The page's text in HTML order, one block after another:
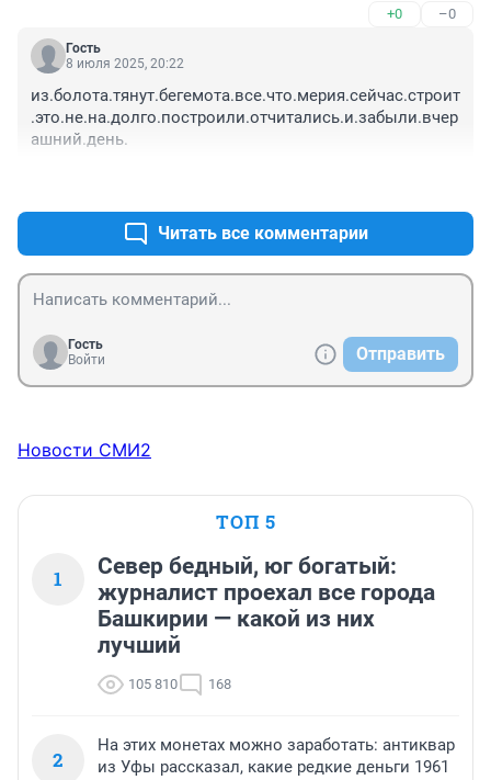
нынешнего водоканала за водой ходили на родник и
ходили купаться на озерки и Кашкадан,но оно так
раньше не называлось Пиироду не обманишь!!!!
жары пройтись вокруг озера невозможно, как на
сковородке поджарится можно
+0 –0
Гость
8 июля 2025, 20:22
из.болота.тянут.бегемота.все.что.мерия.сейчас.строит
.это.не.на.долго.построили.отчитались.и.забыли.вчер
ашний.день.
Читать все комментарии
Гость
Войти
Отправить
Новости СМИ2
ТОП 5
1
Север бедный, юг богатый:
журналист проехал все города
Башкирии — какой из них
лучший
105 810 168
2
На этих монетах можно заработать: антиквар
из Уфы рассказал, какие редкие деньги 1961